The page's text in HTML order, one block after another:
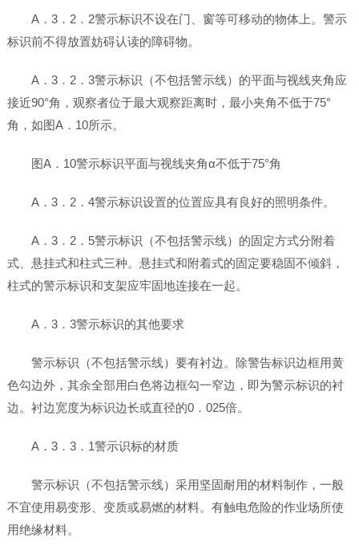
A．3．2．2警示标识不设在门、窗等可移动的物体上。警示
标识前不得放置妨碍认读的障碍物。
A．3．2．3警示标识（不包括警示线）的平面与视线夹角应
接近90°角，观察者位于最大观察距离时，最小夹角不低于75°
角，如图A．10所示。
图A．10警示标识平面与视线夹角α不低于75°角
A．3．2．4警示标识设置的位置应具有良好的照明条件。
A．3．2．5警示标识（不包括警示线）的固定方式分附着
式、悬挂式和柱式三种。悬挂式和附着式的固定要稳固不倾斜，
柱式的警示标识和支架应牢固地连接在一起。
A．3．3警示标识的其他要求
警示标识（不包括警示线）要有衬边。除警告标识边框用黄
色勾边外，其余全部用白色将边框勾一窄边，即为警示标识的衬
边。衬边宽度为标识边长或直径的0．025倍。
A．3．3．1警示识标的材质
警示标识（不包括警示线）采用坚固耐用的材料制作，一般
不宜使用易变形、变质或易燃的材料。有触电危险的作业场所使
用绝缘材料。